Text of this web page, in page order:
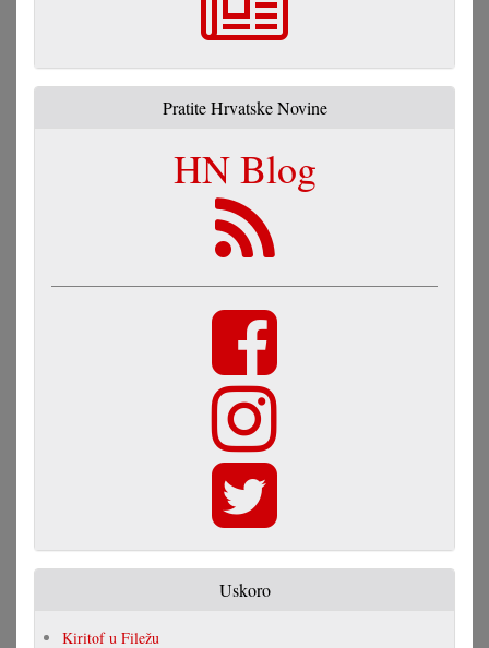
Pratite Hrvatske Novine
HN Blog
Uskoro
Kiritof u Filežu